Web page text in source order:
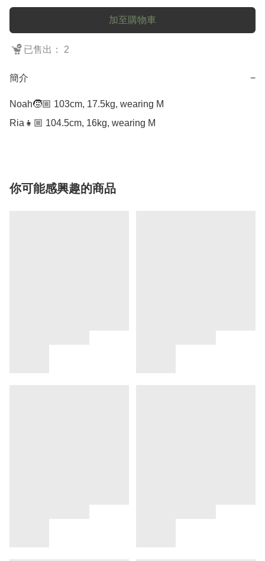
加至購物車
已售出： 2
簡介 −
Noah🧒🏼 103cm, 17.5kg, wearing M
Ria👧🏼 104.5cm, 16kg, wearing M
你可能感興趣的商品